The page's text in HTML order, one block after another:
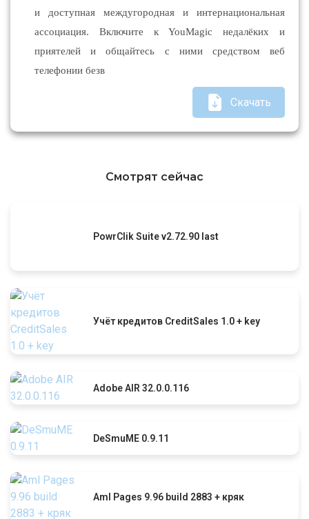
и доступная междугородная и интернациональная
ассоциация. Включите к YouMagic недалёких и
приятелей и общайтесь с ними средством веб
телефонии безв
Скачать
Смотрят сейчас
PowrClik Suite v2.72.90 last
Учёт кредитов CreditSales 1.0 + key
Adobe AIR 32.0.0.116
DeSmuME 0.9.11
Aml Pages 9.96 build 2883 + кряк